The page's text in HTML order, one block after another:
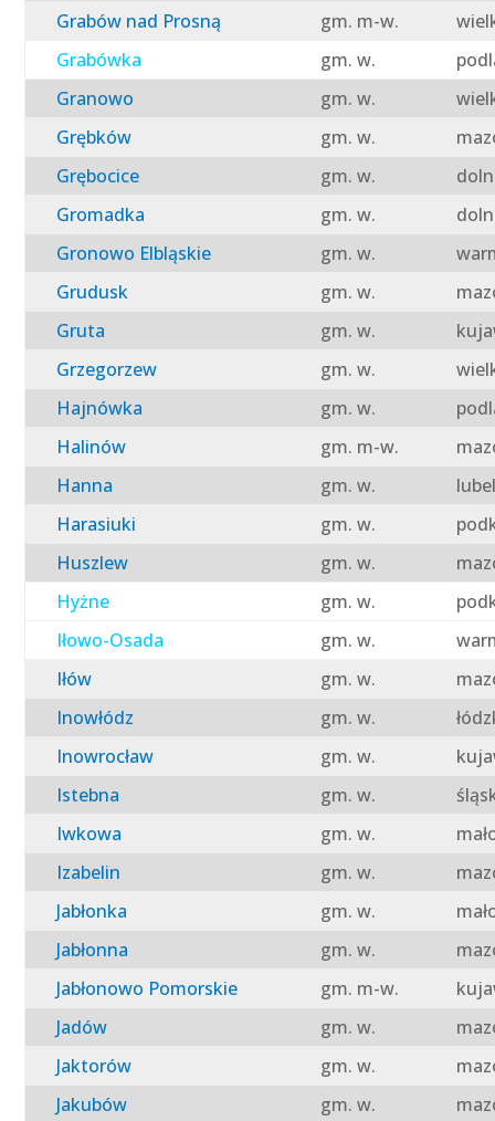
Grabów nad Prosną
gm. m-w.
Grabówka
gm. w.
Granowo
gm. w.
Grębków
gm. w.
Grębocice
gm. w.
Gromadka
gm. w.
Gronowo Elbląskie
gm. w.
Grudusk
gm. w.
Gruta
gm. w.
Grzegorzew
gm. w.
Hajnówka
gm. w.
Halinów
gm. m-w.
Hanna
gm. w.
Harasiuki
gm. w.
Huszlew
gm. w.
Hyżne
gm. w.
Iłowo-Osada
gm. w.
Iłów
gm. w.
Inowłódz
gm. w.
Inowrocław
gm. w.
Istebna
gm. w.
Iwkowa
gm. w.
Izabelin
gm. w.
Jabłonka
gm. w.
Jabłonna
gm. w.
Jabłonowo Pomorskie
gm. m-w.
Jadów
gm. w.
Jaktorów
gm. w.
Jakubów
gm. w.